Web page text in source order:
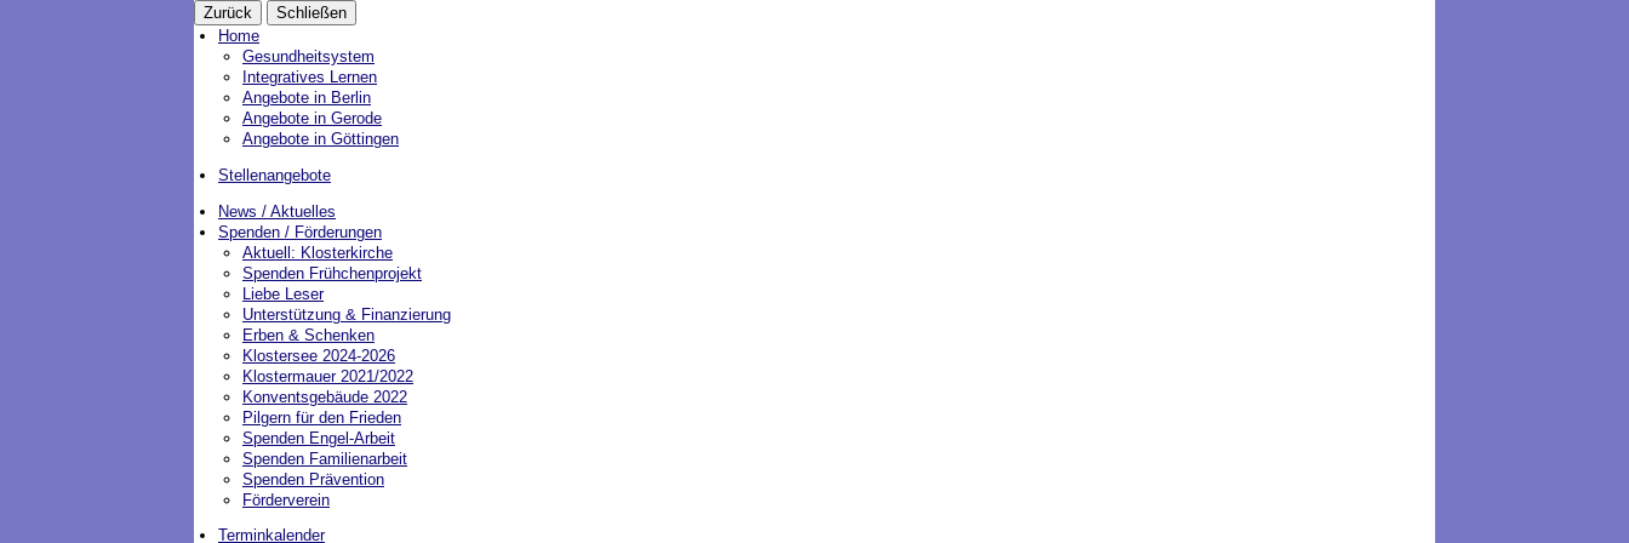
Zurück
Schließen
Home
Gesundheitsystem
Integratives Lernen
Angebote in Berlin
Angebote in Gerode
Angebote in Göttingen
Stellenangebote
News / Aktuelles
Spenden / Förderungen
Aktuell: Klosterkirche
Spenden Frühchenprojekt
Liebe Leser
Unterstützung & Finanzierung
Erben & Schenken
Klostersee 2024-2026
Klostermauer 2021/2022
Konventsgebäude 2022
Pilgern für den Frieden
Spenden Engel-Arbeit
Spenden Familienarbeit
Spenden Prävention
Förderverein
Terminkalender